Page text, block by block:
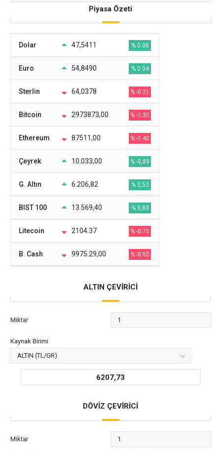
Piyasa Özeti
Dolar 47,5411 % 0.06
Euro 54,8490 % 0.04
Sterlin 64,0378 % -0.21
Bitcoin 2973873,00 % -1.30
Ethereum 87511,00 % -1.40
Çeyrek 10.033,00 % -0,89
G. Altın 6.206,82 % 0,52
BIST 100 13.569,40 % 0,83
Litecoin 2104.37 % -0.70
B. Cash 9975.29,00 % -0.50
ALTIN ÇEVİRİCİ
Miktar
Kaynak Birimi
6207,73
DÖVİZ ÇEVİRİCİ
Miktar